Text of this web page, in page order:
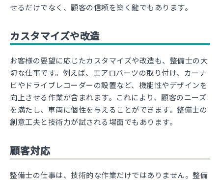
せるだけでなく、顧客の信頼を築く鍵でもあります。
カスタマイズや改造
お客様の要望に応じたカスタマイズや改造も、整備士の大
切な仕事です。例えば、エアロパーツの取り付け、カーナ
ビやドライブレコーダーの設置など、機能性やデザインを
向上させる作業が含まれます。これにより、顧客のニーズ
を満たし、車両に個性を与えることができます。整備士の
創意工夫と技術力が試される場面でもあります。
顧客対応
整備士の仕事は、技術的な作業だけではありません。整備